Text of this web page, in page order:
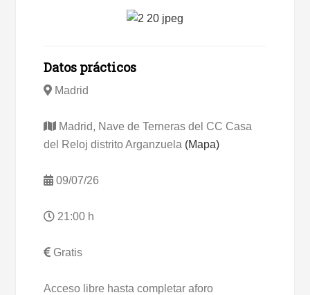
Datos prácticos
Madrid
Madrid, Nave de Terneras del CC Casa
del Reloj distrito Arganzuela (Mapa)
09/07/26
21:00 h
Gratis
Acceso libre hasta completar aforo